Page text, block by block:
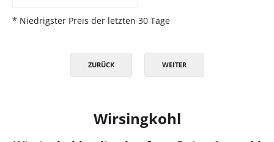
* Niedrigster Preis der letzten 30 Tage
ZURÜCK WEITER
Wirsingkohl